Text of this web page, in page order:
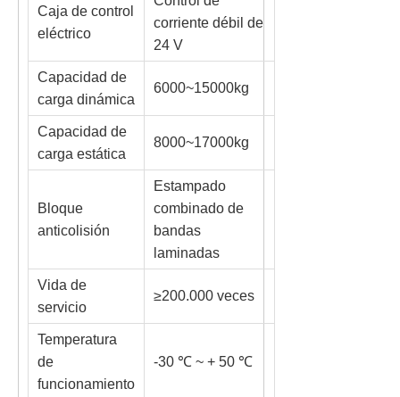
Caja de control
eléctrico
corriente débil de
24 V
Capacidad de
carga dinámica
6000~15000kg
Capacidad de
carga estática
8000~17000kg
Bloque
anticolisión
Estampado
combinado de
bandas
laminadas
Vida de
servicio
≥200.000 veces
Temperatura
de
funcionamiento
-30 ℃ ~ + 50 ℃